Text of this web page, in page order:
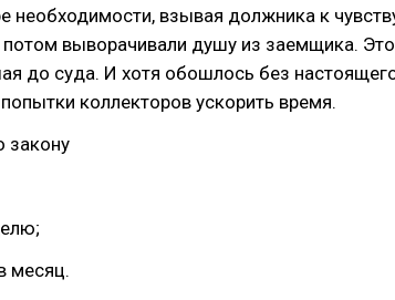
необходимости, взывая должника к
потом выворачивали душу из заемщика. Это
до суда. И хотя обошлось без
коллекторов ускорить время.
закону
месяц.